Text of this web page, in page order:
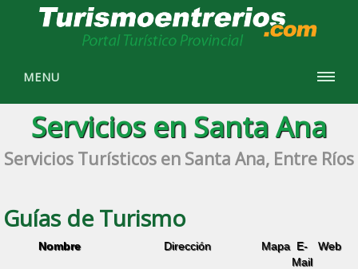
MENU
Servicios en Santa Ana
Servicios Turísticos en Santa Ana, Entre Ríos
Guías de Turismo
Nombre Dirección Mapa E-
Mail
Web